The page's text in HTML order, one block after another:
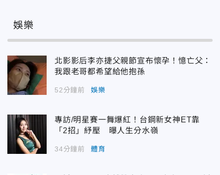
娛樂
北影影后李亦捷父親節宣布懷孕！憶亡父：
我跟老哥都希望給他抱孫
52分鐘前 娛樂
專訪/明星賽一舞爆紅！台鋼新女神ET靠
「2招」紓壓 曝人生分水嶺
34分鐘前 體育